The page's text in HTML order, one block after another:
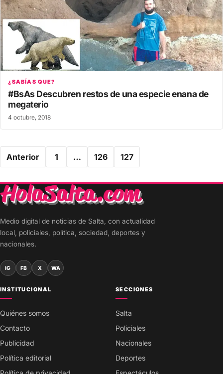
¿SABÍAS QUE?
#BsAs Descubren restos de una especie enana de
megaterio
4 octubre, 2018
de
entradas
Anterior 1 … 126 127
Medio digital de noticias de Salta, con actualidad
local, policiales, política, sociedad, deportes y
nacionales.
IG FB X WA
INSTITUCIONAL
Quiénes somos
Contacto
Publicidad
Política editorial
SECCIONES
Salta
Policiales
Nacionales
Deportes